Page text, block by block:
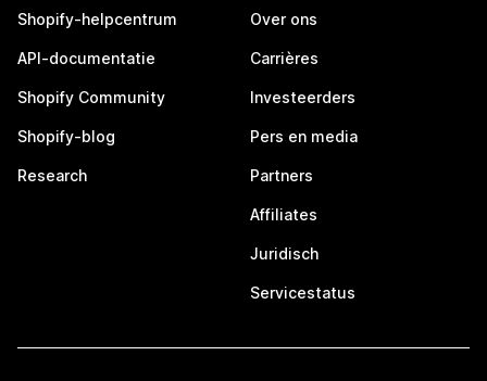
Shopify-helpcentrum
API-documentatie
Shopify Community
Shopify-blog
Research
Over ons
Carrières
Investeerders
Pers en media
Partners
Affiliates
Juridisch
Servicestatus